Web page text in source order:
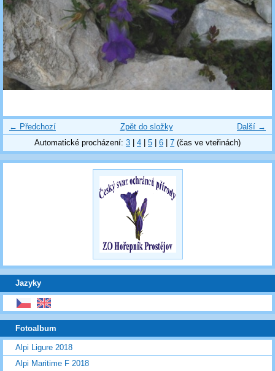
← Předchozí Další →
Zpět do složky
Automatické procházení: 3 4 5 6 7 (čas ve vteřinách)
Jazyky
Fotoalbum
Alpi Ligure 2018
Alpi Maritime F 2018